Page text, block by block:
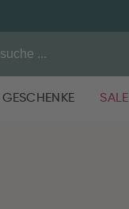
GESCHENKE SALE